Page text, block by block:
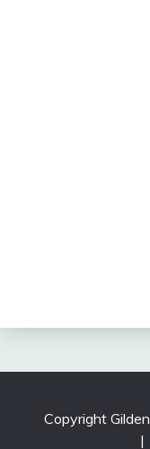
Copyright
|